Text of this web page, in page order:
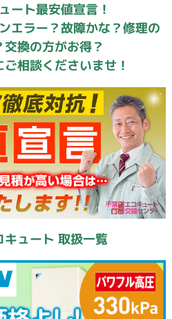
ート最安値宣言！
エラー？故障かな？修理の
換の方がお得？
相談くださいませ！
キュート 取扱一覧